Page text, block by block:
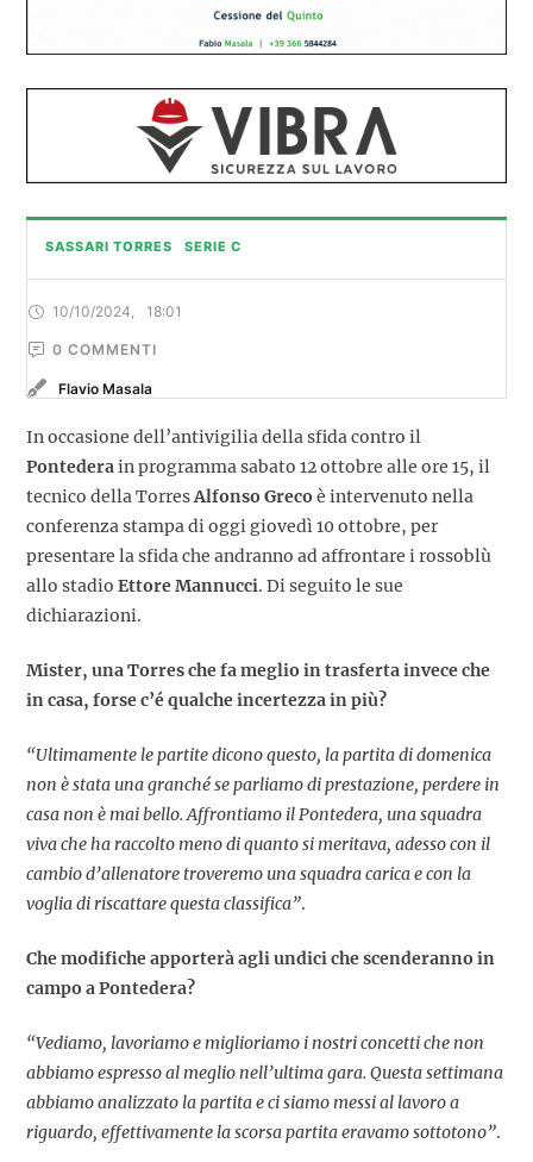
SASSARI TORRES SERIE C
10/10/2024, 18:01
0 COMMENTI
Flavio Masala
In occasione dell’antivigilia della sfida contro il
Pontederain programma sabato 12 ottobre alle ore 15, il
tecnico della TorresAlfonso Greco è intervenuto nella
conferenza stampa di oggi giovedì 10 ottobre, per
presentare la sfida che andranno ad affrontare i rossoblù
allo stadio EttoreMannucci. Di seguito le sue
dichiarazioni.
Mister, una Torres che fa meglio in trasferta invece che
in casa, forse c’é qualche incertezza in più?
“Ultimamente le partite dicono questo, la partita di domenica
non è stata una granché se parliamo di prestazione, perdere in
casa non è mai bello. Affrontiamo il Pontedera, una squadra
viva che ha raccolto meno di quanto si meritava, adesso con il
cambio d’allenatore troveremo una squadra carica e con la
voglia di riscattare questa classifica”.
Che modifiche apporterà agli undici che scenderanno in
campo a Pontedera?
“Vediamo, lavoriamo e miglioriamo i nostri concetti che non
abbiamo espresso al meglio nell’ultima gara. Questa settimana
abbiamo analizzato la partita e ci siamo messi al lavoro a
riguardo, effettivamente la scorsa partita eravamo sottotono”.